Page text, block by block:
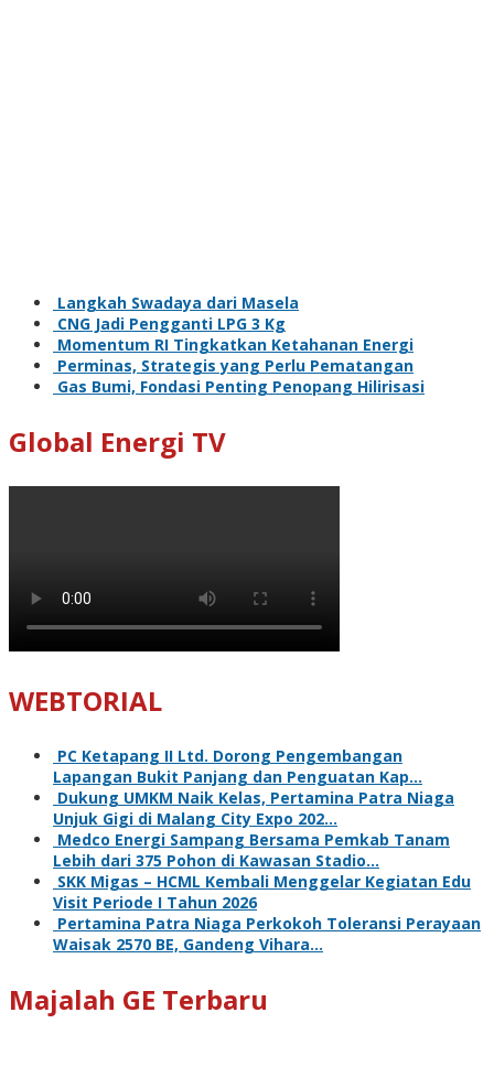
Langkah Swadaya dari Masela
CNG Jadi Pengganti LPG 3 Kg
Momentum RI Tingkatkan Ketahanan Energi
Perminas, Strategis yang Perlu Pematangan
Gas Bumi, Fondasi Penting Penopang Hilirisasi
Global Energi TV
WEBTORIAL
PC Ketapang II Ltd. Dorong Pengembangan
Lapangan Bukit Panjang dan Penguatan Kap…
Dukung UMKM Naik Kelas, Pertamina Patra Niaga
Unjuk Gigi di Malang City Expo 202…
Medco Energi Sampang Bersama Pemkab Tanam
Lebih dari 375 Pohon di Kawasan Stadio…
SKK Migas – HCML Kembali Menggelar Kegiatan Edu
Visit Periode I Tahun 2026
Pertamina Patra Niaga Perkokoh Toleransi Perayaan
Waisak 2570 BE, Gandeng Vihara…
Majalah GE Terbaru